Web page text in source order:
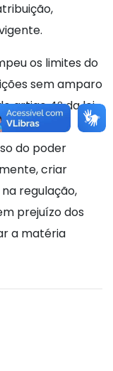
os limites do
sem amparo
artigo 4º da lei
da
do poder
criar
regulação,
prejuízo dos
a matéria